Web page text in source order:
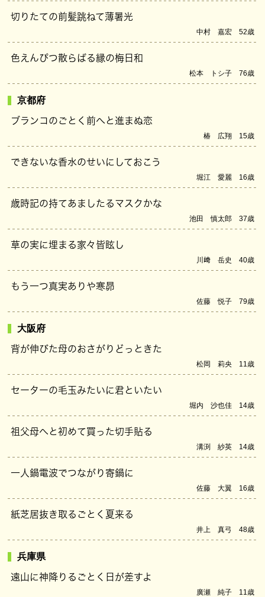
切りたての前髪跳ねて薄暑光
中村 嘉宏 52歳
色えんぴつ散らばる縁の梅日和
松本 トシ子 76歳
京都府
ブランコのごとく前へと進まぬ恋
椿 広翔 15歳
できないな香水のせいにしておこう
堀江 愛麗 16歳
歳時記の持てあましたるマスクかな
池田 慎太郎 37歳
草の実に埋まる家々皆眩し
川﨑 岳史 40歳
もう一つ真実ありや寒昴
佐藤 悦子 79歳
大阪府
背が伸びた母のおさがりどっときた
松岡 莉央 11歳
セーターの毛玉みたいに君といたい
堀内 沙也佳 14歳
祖父母へと初めて買った切手貼る
溝渕 紗英 14歳
一人鍋電波でつながり寄鍋に
佐藤 大翼 16歳
紙芝居抜き取るごとく夏来る
井上 真弓 48歳
兵庫県
遠山に神降りるごとく日が差すよ
廣瀬 純子 11歳